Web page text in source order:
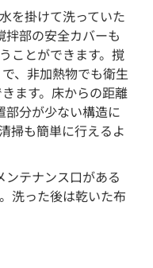
を掛けて洗っていた
部の安全カバーも
ことができます。撹
、非加熱物でも衛生
ます。床からの距離
分が少ない構造に
掃も簡単に行えるよ
テナンス口がある
洗った後は乾いた布